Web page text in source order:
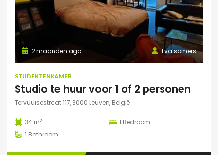
Eva somers
2 maanden ago
STUDENTENKAMER
Studio te huur voor 1 of 2 personen
Tervuursestraat 117, 3000 Leuven, België
34 m2 1 Bedroom
1 Bathroom